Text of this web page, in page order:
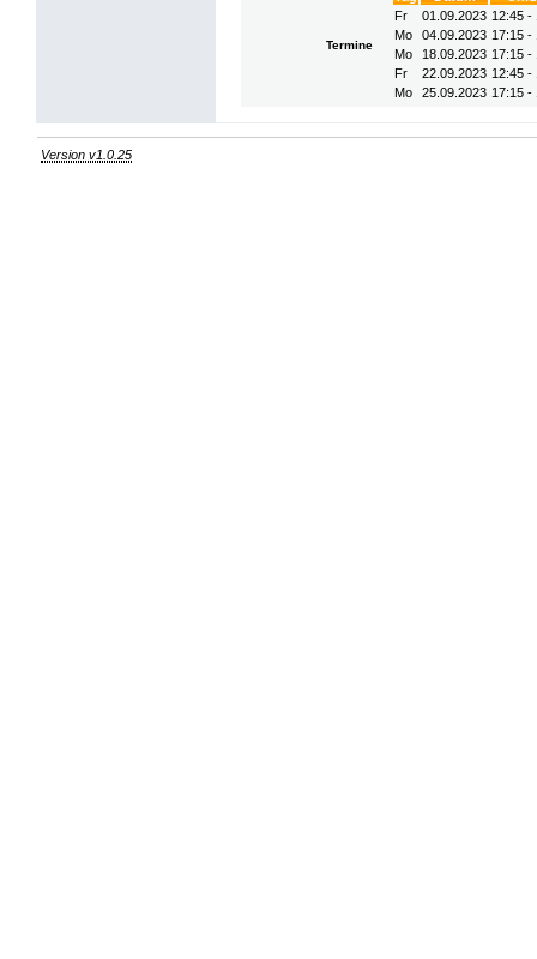
Termine
Fr
01.09.2023 12:45 -
Mo
04.09.2023 17:15 -
Mo
18.09.2023 17:15 -
Fr
22.09.2023 12:45 -
Mo
25.09.2023 17:15 -
Version v1.0.25